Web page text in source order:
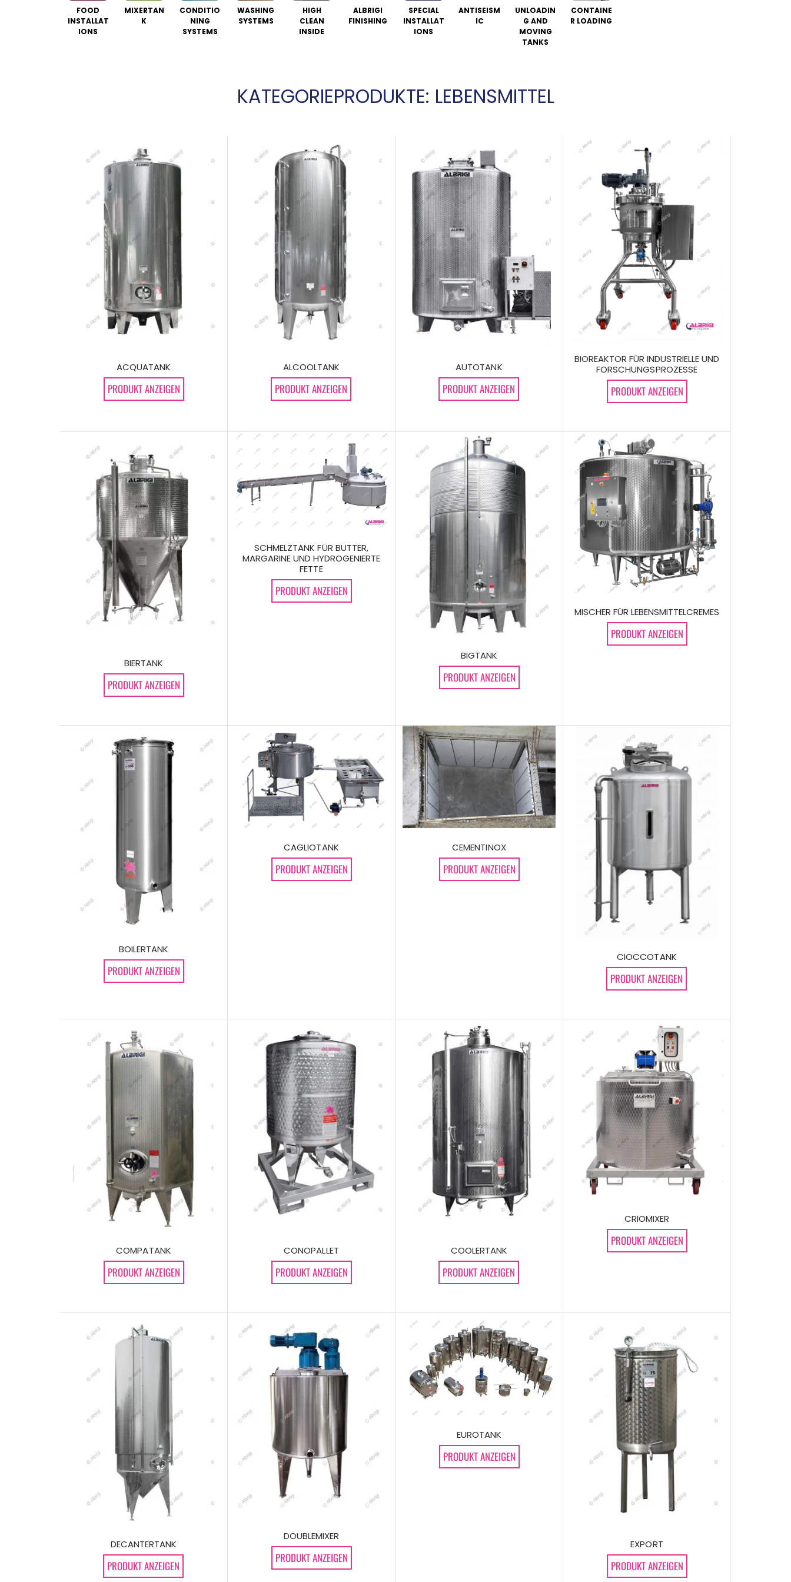
FOOD
INSTALLAT
IONS
MIXERTAN
K
CONDITIO
NING
SYSTEMS
WASHING
SYSTEMS
HIGH
CLEAN
INSIDE
ALBRIGI
FINISHING
SPECIAL
INSTALLAT
IONS
ANTISEISM
IC
UNLOADIN
G AND
MOVING
TANKS
CONTAINE
R LOADING
KATEGORIEPRODUKTE: LEBENSMITTEL
ACQUATANK
PRODUKT ANZEIGEN
ALCOOLTANK
PRODUKT ANZEIGEN
AUTOTANK
PRODUKT ANZEIGEN
BIOREAKTOR FÜR INDUSTRIELLE UND
FORSCHUNGSPROZESSE
PRODUKT ANZEIGEN
BIERTANK
PRODUKT ANZEIGEN
SCHMELZTANK FÜR BUTTER,
MARGARINE UND HYDROGENIERTE
FETTE
PRODUKT ANZEIGEN
BIGTANK
PRODUKT ANZEIGEN
MISCHER FÜR LEBENSMITTELCREMES
PRODUKT ANZEIGEN
BOILERTANK
PRODUKT ANZEIGEN
CAGLIOTANK
PRODUKT ANZEIGEN
CEMENTINOX
PRODUKT ANZEIGEN
CIOCCOTANK
PRODUKT ANZEIGEN
COMPATANK
PRODUKT ANZEIGEN
CONOPALLET
PRODUKT ANZEIGEN
COOLERTANK
PRODUKT ANZEIGEN
CRIOMIXER
PRODUKT ANZEIGEN
DECANTERTANK
PRODUKT ANZEIGEN
DOUBLEMIXER
PRODUKT ANZEIGEN
EUROTANK
PRODUKT ANZEIGEN
EXPORT
PRODUKT ANZEIGEN